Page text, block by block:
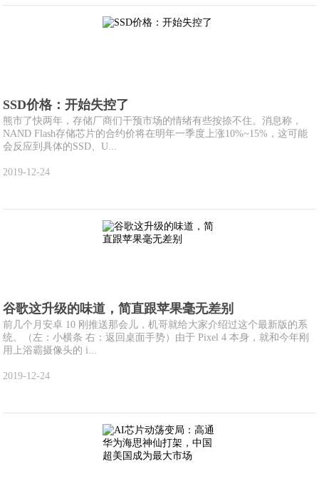
SSD价格：开始失控了
熊市了快两年，存储厂商们干预市场的情绪有些按捺不住。消息称，
NAND Flash存储芯片的合约价将在明年一季度上涨10%~15%，这可能
会反应到具体的SSD、U...
2019-12-24
谷歌这升级的味道，简直跟苹果毫无差别
前几个月安卓 10 刚推送那会儿，机哥就给大家介绍过这个最新版的系
统。（左：小横条 右：返回桌面手势）由于 Pixel 4 本身，就和今年刚
用上浴霸摄像头的 i...
2019-12-24